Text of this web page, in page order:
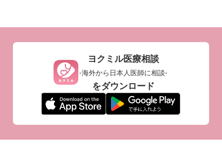
ヨクミル医療相談
-海外から日本人医師に相談-
をダウンロード